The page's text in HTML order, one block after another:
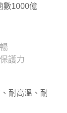
數1000億
護力
耐高溫、耐